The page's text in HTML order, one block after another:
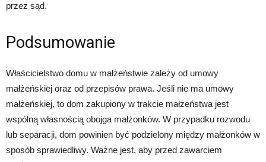
przez sąd.
Podsumowanie
Właścicielstwo domu w małżeństwie zależy od umowy
małżeńskiej oraz od przepisów prawa. Jeśli nie ma umowy
małżeńskiej, to dom zakupiony w trakcie małżeństwa jest
wspólną własnością obojga małżonków. W przypadku rozwodu
lub separacji, dom powinien być podzielony między małżonków w
sposób sprawiedliwy. Ważne jest, aby przed zawarciem